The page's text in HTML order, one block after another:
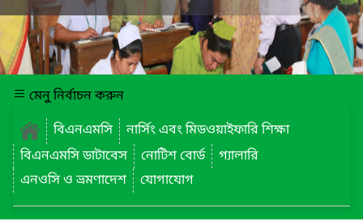
মেনু নির্বাচন করুন
বিএনএমসি
নার্সিং এবং মিডওয়াইফারি শিক্ষা
বিএনএমসি ডাটাবেস
নোটিশ বোর্ড
গ্যালারি
এনওসি ও ভ্রমণাদেশ
যোগাযোগ